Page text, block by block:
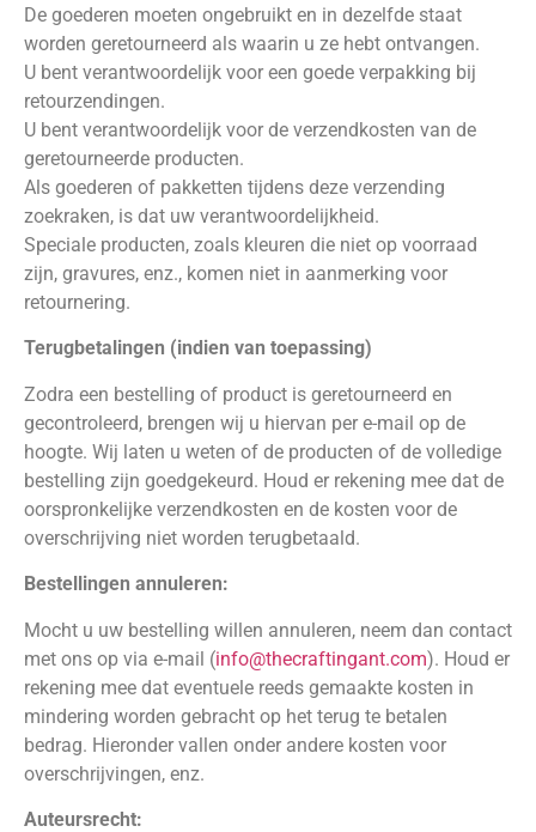
De goederen moeten ongebruikt en in dezelfde staat
worden geretourneerd als waarin u ze hebt ontvangen.
U bent verantwoordelijk voor een goede verpakking bij
retourzendingen.
U bent verantwoordelijk voor de verzendkosten van de
geretourneerde producten.
Als goederen of pakketten tijdens deze verzending
zoekraken, is dat uw verantwoordelijkheid.
Speciale producten, zoals kleuren die niet op voorraad
zijn, gravures, enz., komen niet in aanmerking voor
retournering.
Terugbetalingen (indien van toepassing)
Zodra een bestelling of product is geretourneerd en
gecontroleerd, brengen wij u hiervan per e-mail op de
hoogte. Wij laten u weten of de producten of de volledige
bestelling zijn goedgekeurd. Houd er rekening mee dat de
oorspronkelijke verzendkosten en de kosten voor de
overschrijving niet worden terugbetaald.
Bestellingen annuleren:
Mocht u uw bestelling willen annuleren, neem dan contact
met ons op via e-mail (info@thecraftingant.com). Houd er
rekening mee dat eventuele reeds gemaakte kosten in
mindering worden gebracht op het terug te betalen
bedrag. Hieronder vallen onder andere kosten voor
overschrijvingen, enz.
Auteursrecht: